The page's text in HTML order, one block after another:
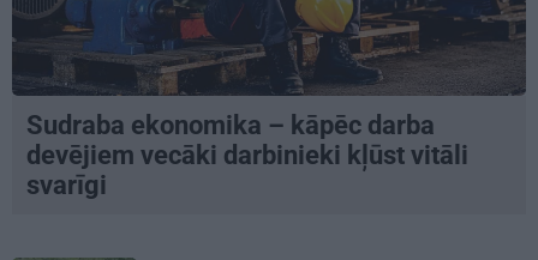
Sudraba ekonomika – kāpēc darba
devējiem vecāki darbinieki kļūst vitāli
svarīgi